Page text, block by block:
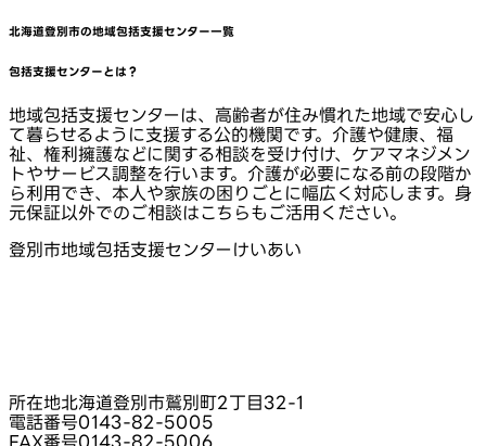
北海道登別市の地域包括支援センター一覧
包括支援センターとは？
地域包括支援センターは、高齢者が住み慣れた地域で安心し
て暮らせるように支援する公的機関です。介護や健康、福
祉、権利擁護などに関する相談を受け付け、ケアマネジメン
トやサービス調整を行います。介護が必要になる前の段階か
ら利用でき、本人や家族の困りごとに幅広く対応します。身
元保証以外でのご相談はこちらもご活用ください。
登別市地域包括支援センターけいあい
所在地北海道登別市鷲別町2丁目32‑1
電話番号0143-82-5005
FAX番号0143-82-5006